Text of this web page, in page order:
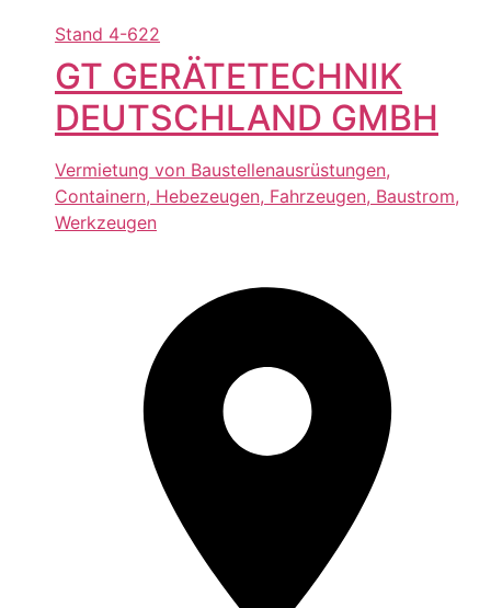
Stand 4-622
GT GERÄTETECHNIK
DEUTSCHLAND GMBH
Vermietung von Baustellenausrüstungen,
Containern, Hebezeugen, Fahrzeugen, Baustrom,
Werkzeugen